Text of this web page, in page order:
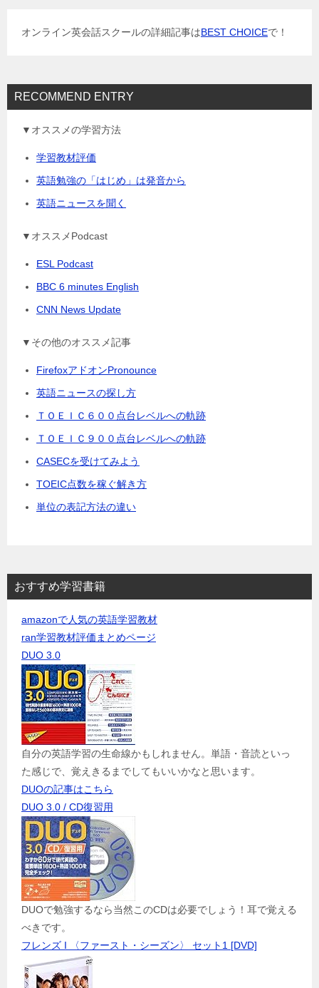
オンライン英会話スクールの詳細記事はBEST CHOICEで！
RECOMMEND ENTRY
▼オススメの学習方法
学習教材評価
英語勉強の「はじめ」は発音から
英語ニュースを聞く
▼オススメPodcast
ESL Podcast
BBC 6 minutes English
CNN News Update
▼その他のオススメ記事
FirefoxアドオンPronounce
英語ニュースの探し方
ＴＯＥＩＣ６００点台レベルへの軌跡
ＴＯＥＩＣ９００点台レベルへの軌跡
CASECを受けてみよう
TOEIC点数を稼ぐ解き方
単位の表記方法の違い
おすすめ学習書籍
amazonで人気の英語学習教材
ran学習教材評価まとめページ
DUO 3.0
自分の英語学習の生命線かもしれません。単語・音読といっ
た感じで、覚えきるまでしてもいいかなと思います。
DUOの記事はこちら
DUO 3.0 / CD復習用
DUOで勉強するなら当然このCDは必要でしょう！耳で覚える
べきです。
フレンズ I 〈ファースト・シーズン〉 セット1 [DVD]